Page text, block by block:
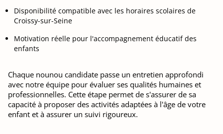
Disponibilité compatible avec les horaires scolaires de
Croissy-sur-Seine
Motivation réelle pour l'accompagnement éducatif des
enfants
Chaque nounou candidate passe un entretien approfondi
avec notre équipe pour évaluer ses qualités humaines et
professionnelles. Cette étape permet de s'assurer de sa
capacité à proposer des activités adaptées à l'âge de votre
enfant et à assurer un suivi rigoureux.